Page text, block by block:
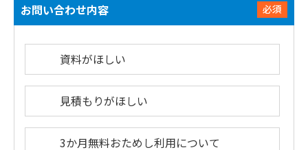
必須
お問い合わせ内容
資料がほしい
見積もりがほしい
3か月無料おためし利用について